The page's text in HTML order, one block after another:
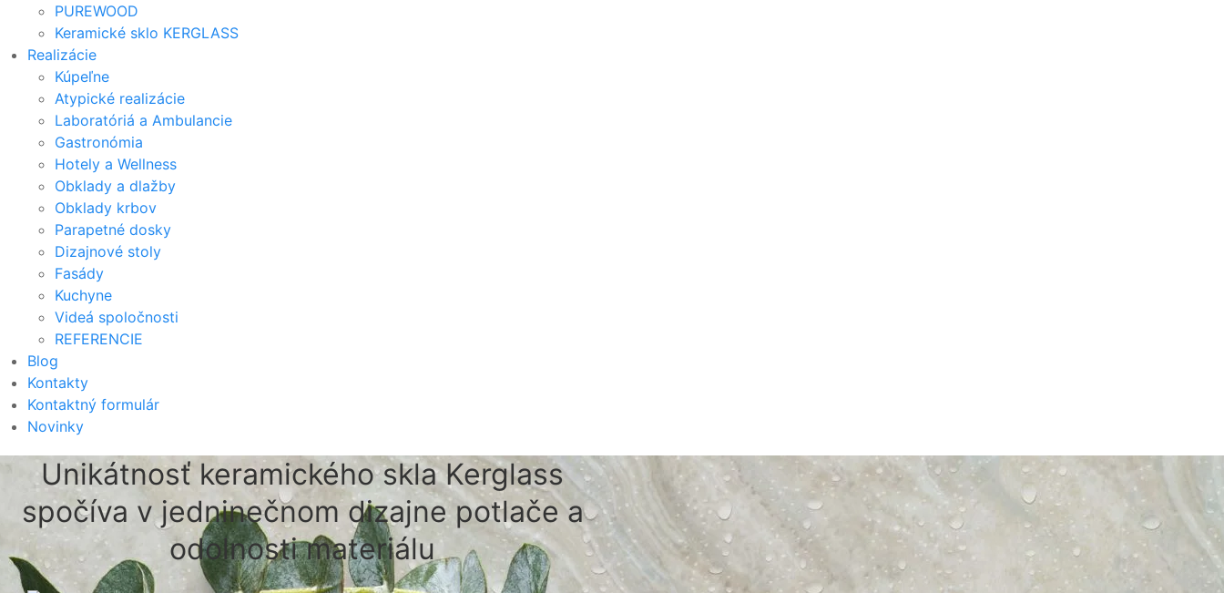
PUREWOOD
Keramické sklo KERGLASS
Realizácie
Kúpeľne
Atypické realizácie
Laboratóriá a Ambulancie
Gastronómia
Hotely a Wellness
Obklady a dlažby
Obklady krbov
Parapetné dosky
Dizajnové stoly
Fasády
Kuchyne
Videá spoločnosti
REFERENCIE
Blog
Kontakty
Kontaktný formulár
Novinky
Unikátnosť keramického skla Kerglass
spočíva v jedninečnom dizajne potlače a
odolnosti materiálu